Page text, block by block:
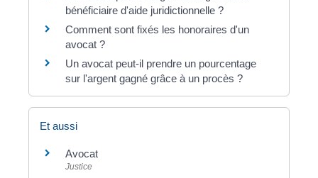
bénéficiaire d'aide juridictionnelle ?
Comment sont fixés les honoraires d'un
avocat ?
Un avocat peut-il prendre un pourcentage
sur l'argent gagné grâce à un procès ?
Et aussi
Avocat
Justice